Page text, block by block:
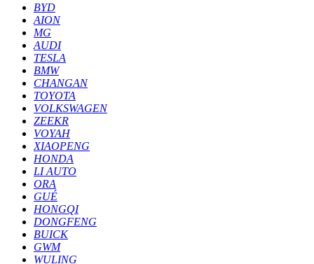
BYD
AION
MG
AUDI
TESLA
BMW
CHANGAN
TOYOTA
VOLKSWAGEN
ZEEKR
VOYAH
XIAOPENG
HONDA
LI AUTO
ORA
GUÉ
HONGQI
DONGFENG
BUICK
GWM
WULING